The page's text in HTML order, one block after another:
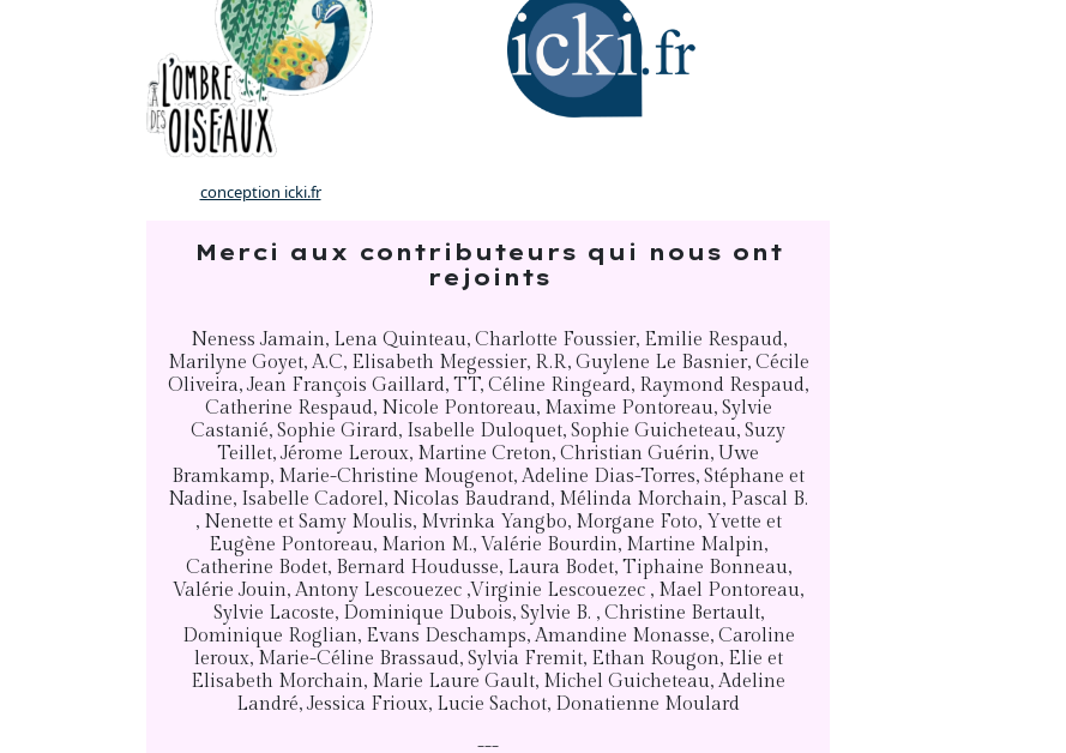
conception icki.fr
Merci aux contributeurs qui nous ont
rejoints
Neness Jamain, Lena Quinteau, Charlotte Foussier, Emilie Respaud,
Marilyne Goyet, A.C, Elisabeth Megessier, R.R, Guylene Le Basnier, Cécile
Oliveira, Jean François Gaillard, TT, Céline Ringeard, Raymond Respaud,
Catherine Respaud, Nicole Pontoreau, Maxime Pontoreau, Sylvie
Castanié, Sophie Girard, Isabelle Duloquet, Sophie Guicheteau, Suzy
Teillet, Jérome Leroux, Martine Creton, Christian Guérin, Uwe
Bramkamp, Marie-Christine Mougenot, Adeline Dias-Torres, Stéphane et
Nadine, Isabelle Cadorel, Nicolas Baudrand, Mélinda Morchain, Pascal B.
, Nenette et Samy Moulis, Mvrinka Yangbo, Morgane Foto, Yvette et
Eugène Pontoreau, Marion M., Valérie Bourdin, Martine Malpin,
Catherine Bodet, Bernard Houdusse, Laura Bodet, Tiphaine Bonneau,
Valérie Jouin, Antony Lescouezec ,Virginie Lescouezec , Mael Pontoreau,
Sylvie Lacoste, Dominique Dubois, Sylvie B. , Christine Bertault,
Dominique Roglian, Evans Deschamps, Amandine Monasse, Caroline
leroux, Marie-Céline Brassaud, Sylvia Fremit, Ethan Rougon, Elie et
Elisabeth Morchain, Marie Laure Gault, Michel Guicheteau, Adeline
Landré, Jessica Frioux, Lucie Sachot, Donatienne Moulard
---